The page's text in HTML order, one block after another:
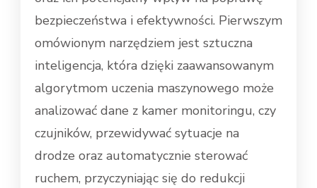
bezpieczeństwa i efektywności. Pierwszym
omówionym narzędziem jest sztuczna
inteligencja, która dzięki zaawansowanym
algorytmom uczenia maszynowego może
analizować dane z kamer monitoringu, czy
czujników, przewidywać sytuacje na
drodze oraz automatycznie sterować
ruchem, przyczyniając się do redukcji